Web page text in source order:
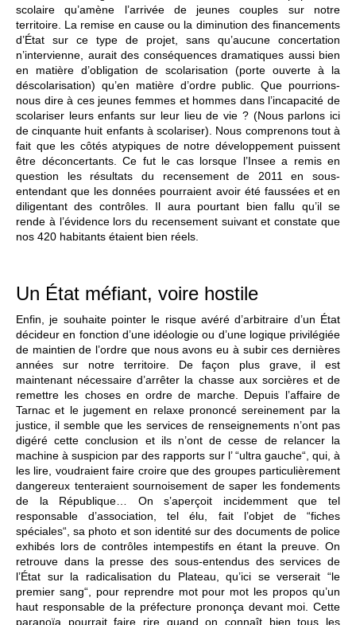
scolaire qu’amène l’arrivée de jeunes couples sur notre
territoire. La remise en cause ou la diminution des financements
d’État sur ce type de projet, sans qu’aucune concertation
n’intervienne, aurait des conséquences dramatiques aussi bien
en matière d’obligation de scolarisation (porte ouverte à la
déscolarisation) qu’en matière d’ordre public. Que pourrions-
nous dire à ces jeunes femmes et hommes dans l’incapacité de
scolariser leurs enfants sur leur lieu de vie ? (Nous parlons ici
de cinquante huit enfants à scolariser). Nous comprenons tout à
fait que les côtés atypiques de notre développement puissent
être déconcertants. Ce fut le cas lorsque l’Insee a remis en
question les résultats du recensement de 2011 en sous-
entendant que les données pourraient avoir été faussées et en
diligentant des contrôles. Il aura pourtant bien fallu qu’il se
rende à l’évidence lors du recensement suivant et constate que
nos 420 habitants étaient bien réels.
Un État méfiant, voire hostile
Enfin, je souhaite pointer le risque avéré d’arbitraire d’un État
décideur en fonction d’une idéologie ou d’une logique privilégiée
de maintien de l’ordre que nous avons eu à subir ces dernières
années sur notre territoire. De façon plus grave, il est
maintenant nécessaire d’arrêter la chasse aux sorcières et de
remettre les choses en ordre de marche. Depuis l’affaire de
Tarnac et le jugement en relaxe prononcé sereinement par la
justice, il semble que les services de renseignements n’ont pas
digéré cette conclusion et ils n’ont de cesse de relancer la
machine à suspicion par des rapports sur l’ “ultra gauche“, qui, à
les lire, voudraient faire croire que des groupes particulièrement
dangereux tenteraient sournoisement de saper les fondements
de la République… On s’aperçoit incidemment que tel
responsable d’association, tel élu, fait l’objet de “fiches
spéciales“, sa photo et son identité sur des documents de police
exhibés lors de contrôles intempestifs en étant la preuve. On
retrouve dans la presse des sous-entendus des services de
l’État sur la radicalisation du Plateau, qu’ici se verserait “le
premier sang“, pour reprendre mot pour mot les propos qu’un
haut responsable de la préfecture prononça devant moi. Cette
paranoïa pourrait faire rire quand on connaît bien tous les